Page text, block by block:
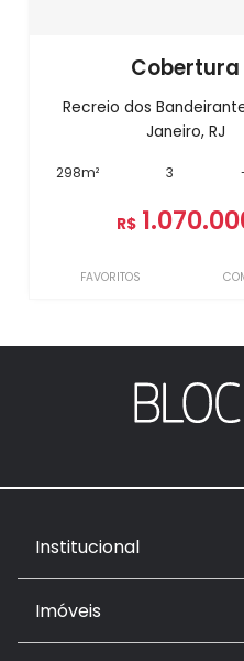
Cobertura
Recreio dos
Janeiro, RJ
298m² 3
R$
FAVORITOS
Institucional
Imóveis